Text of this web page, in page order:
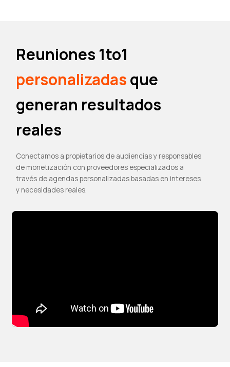
Reuniones 1to1
personalizadasque
generan resultados
reales
Conectamos a propietarios de audiencias y responsables
de monetización con proveedores especializados a
través de agendas personalizadas basadas en intereses
y necesidades reales.